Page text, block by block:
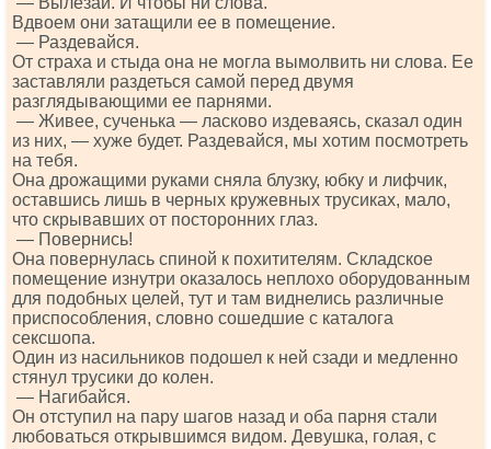
Вдвоем они затащили ее в помещение.
— Раздевайся.
От страха и стыда она не могла вымолвить ни слова. Ее
заставляли раздеться самой перед двумя
разглядывающими ее парнями.
— Живее, сученька — ласково издеваясь, сказал один
из них, — хуже будет. Раздевайся, мы хотим посмотреть
на тебя.
Она дрожащими руками сняла блузку, юбку и лифчик,
оставшись лишь в черных кружевных трусиках, мало,
что скрывавших от посторонних глаз.
— Повернись!
Она повернулась спиной к похитителям. Складское
помещение изнутри оказалось неплохо оборудованным
для подобных целей, тут и там виднелись различные
приспособления, словно сошедшие с каталога
сексшопа.
Один из насильников подошел к ней сзади и медленно
стянул трусики до колен.
— Нагибайся.
Он отступил на пару шагов назад и оба парня стали
любоваться открывшимся видом. Девушка, голая, с